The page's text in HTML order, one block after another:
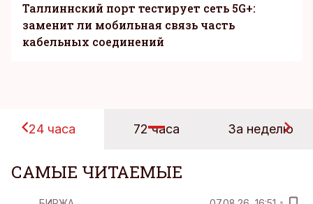
Таллиннский порт тестирует сеть 5G+:
заменит ли мобильная связь часть
кабельных соединений
24 часа 72 часа За неделю
САМЫЕ ЧИТАЕМЫЕ